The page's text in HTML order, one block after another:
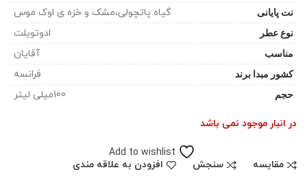
نت پایانی گیاه پاتچولی،مشک و خزه ی اوک موس
نوع عطر ادوتویلت
مناسب آقایان
کشور مبدا برند فرانسه
حجم 100میلی لیتر
در انبار موجود نمی باشد
Add to wishlist
مقایسه
سنجش افزودن به علاقه مندی